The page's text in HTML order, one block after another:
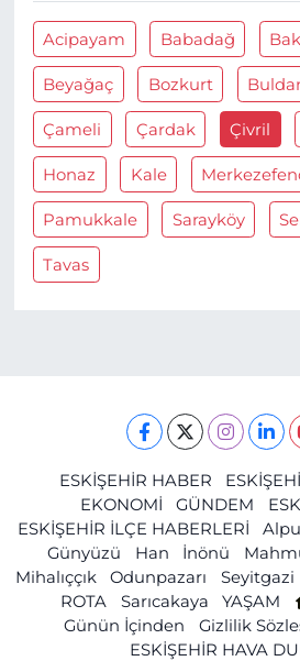
Acipayam Babadağ
Beyağaç Bozkurt
Çameli Çardak Çivril
Honaz Kale
Pamukkale Sarayköy
Tavas
ESKİŞEHİR HABER
EKONOMİ
GÜNDEM
ESKİŞEHİR İLÇE HABERLERİ
Alpu
Günyüzü
Han İnönü
Mihalıççık
Odunpazarı Seyitgazi
ROTA
Sarıcakaya YAŞAM
Günün İçinden
Gizlilik
ESKİŞEHİR HAVA